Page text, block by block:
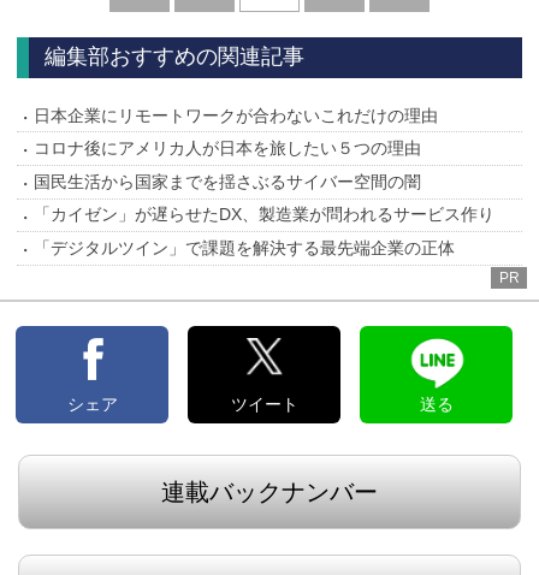
へ
へ
編集部おすすめの関連記事
日本企業にリモートワークが合わないこれだけの理由
コロナ後にアメリカ人が日本を旅したい５つの理由
国民生活から国家までを揺さぶるサイバー空間の闇
「カイゼン」が遅らせたDX、製造業が問われるサービス作り
「デジタルツイン」で課題を解決する最先端企業の正体
PR
シェア ツイート 送る
連載バックナンバー